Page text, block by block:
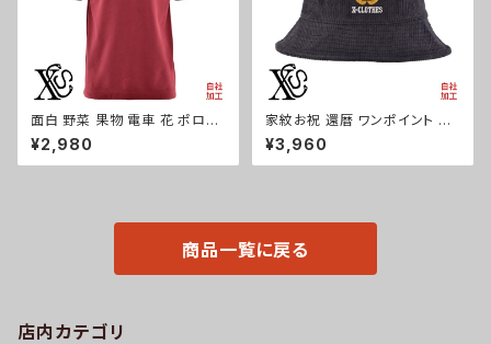
面白 野菜 果物 電車 花 ポロシ
ャツ リアル 刺繍 プレゼント 半
袖 メンズ オリジナル 無地 ワン
ポイント ロゴ おしゃれ ゴルフ
¥2,980
家紋お祝 還暦 ワンポイント 刺
繍 オリジナル コーデュロイ バ
ケットハット メンズ レディース
帽子 自社ブランド ロゴ グッズ
¥3,960
商品一覧に戻る
店内カテゴリ